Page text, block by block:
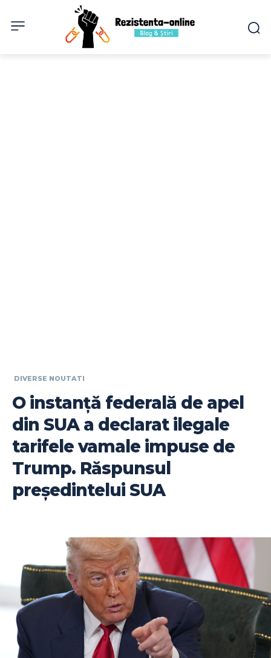
DIVERSE NOUTATI
O instanță federală de apel
din SUA a declarat ilegale
tarifele vamale impuse de
Trump. Răspunsul
președintelui SUA